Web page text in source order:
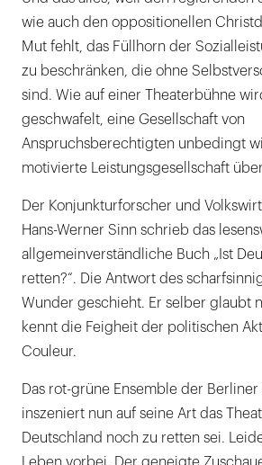
wie auch den oppositionellen
Mut fehlt, das Füllhorn der
zu beschränken, die ohne
sind. Wie auf einer Theaterbühne
geschwafelt, eine Gesellschaft von
Anspruchsberechtigten unbedingt
motivierte Leistungsgesellschaft
Der Konjunkturforscher und
Hans-Werner Sinn schrieb das
allgemeinverständliche Buch „Ist
retten?“. Die Antwort des
Wunder geschieht. Er selber glaubt
kennt die Feigheit der politischen
Couleur.
Das rot-grüne Ensemble der
inszeniert nun auf seine Art das
Deutschland noch zu retten sei.